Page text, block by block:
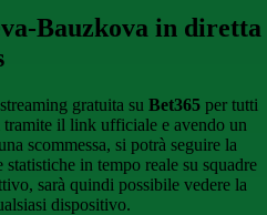
Bauzkova in diretta
gratuita su Bet365 per tutti
il link ufficiale e avendo un
scommessa, si potrà seguire la
in tempo reale su squadre
sarà quindi possibile vedere la
dispositivo.